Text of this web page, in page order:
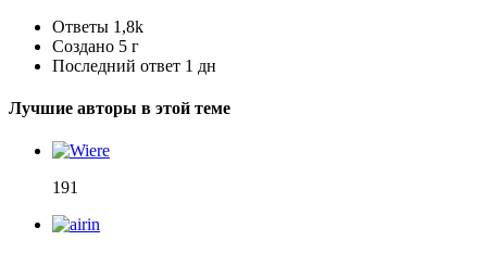
Ответы 1,8k
Создано 5 г
Последний ответ 1 дн
Лучшие авторы в этой теме
191